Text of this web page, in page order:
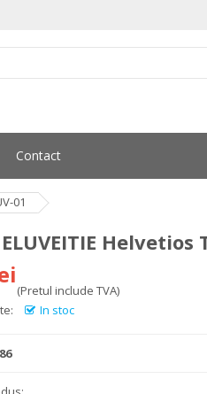
Contact
01
Helvetios
(Pretul include TVA)
In stoc